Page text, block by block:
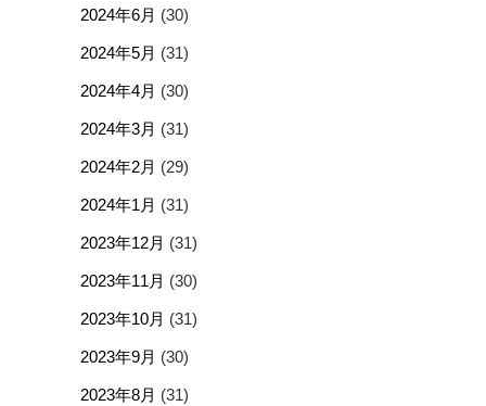
2024年6月 (30)
2024年5月 (31)
2024年4月 (30)
2024年3月 (31)
2024年2月 (29)
2024年1月 (31)
2023年12月 (31)
2023年11月 (30)
2023年10月 (31)
2023年9月 (30)
2023年8月 (31)